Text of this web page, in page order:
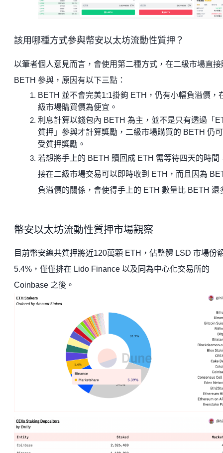
該用哪種方式參與幣安以太坊流動性質押？
以筆者個人意見而言，會使用第二種方式，在二級市場直接
BETH 參與，原因有以下三點：
BETH 並不會完美1:1掛鉤 ETH，仍有小幅負溢價，
級市場購買價為便宜。
利息計算以錢包內 BETH 為主，並不是只有透過「
質押」參與才計算獎勵，二級市場購買的 BETH 仍
受質押獎勵。
若想將手上的 BETH 贖回成 ETH 需等待四天的時間
接在二級市場交易可以即時收到 ETH，而且因為
負溢價的關係，會使得手上的 ETH 數量比 BETH 還
幣安以太坊流動性質押市場觀察
目前幣安總共質押將近120萬顆 ETH，佔整體 LSD 市場份
5.4%，僅僅排在 Lido Finance 以及同為中心化交易所的
Coinbase 之後。